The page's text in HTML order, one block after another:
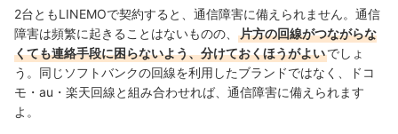
2台ともLINEMOで契約すると、通信障害に備えられません。通信
障害は頻繁に起きることはないものの、
片方の回線がつながらな
くても連絡手段に困らないよう、分けておくほうがよいでしょ
う。同じソフトバンクの回線を利用したブランドではなく、ドコ
モ・au・楽天回線と組み合わせれば、通信障害に備えられます
よ。